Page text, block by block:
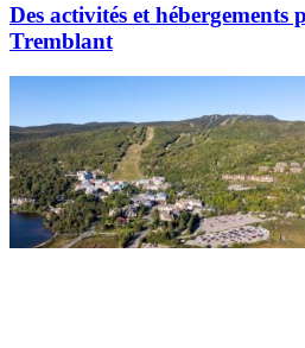
Des activités et hébergements
Tremblant